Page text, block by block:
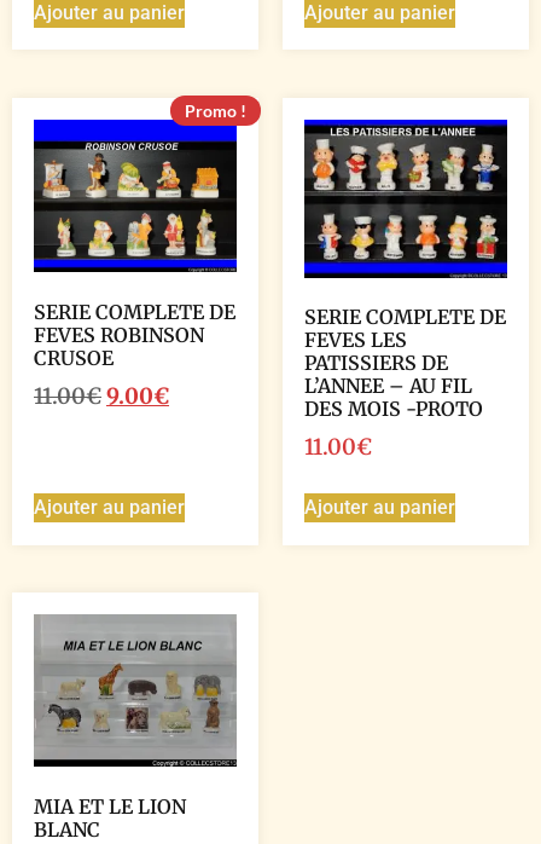
Ajouter au panier Ajouter au panier
Promo !
SERIE COMPLETE DE
FEVES ROBINSON
CRUSOE
11.00€9.00€
Ajouter au panier
SERIE COMPLETE DE
FEVES LES
PATISSIERS DE
L’ANNEE – AU FIL
DES MOIS -PROTO
11.00€
Ajouter au panier
MIA ET LE LION
BLANC